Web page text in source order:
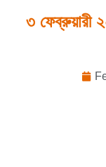
৩ ফেব্রুয়ারী